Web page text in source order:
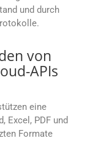
und durch
von
APIs
eine
Excel, PDF und
Formate